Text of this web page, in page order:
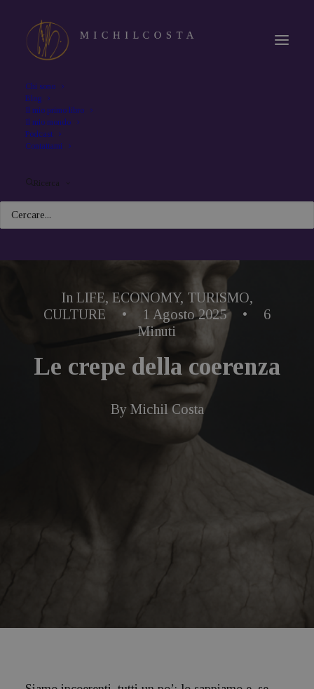
Chi sono
Blog
Il mio primo libro
Il mio mondo
Podcast
Contattami
Ricerca
In LIFE,ECONOMY, TURISMO,
CULTURE
• 1 Agosto 2025 •
6
Minuti
Le crepe della coerenza
By Michil Costa